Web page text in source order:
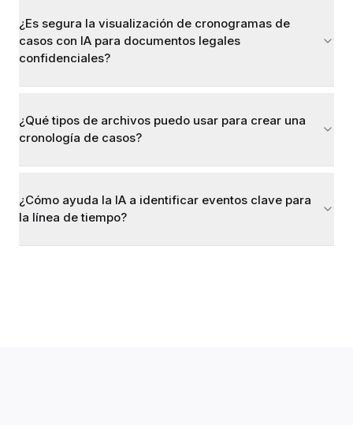
¿Es segura la visualización de cronogramas de
casos con IA para documentos legales
confidenciales?
¿Qué tipos de archivos puedo usar para crear una
cronología de casos?
¿Cómo ayuda la IA a identificar eventos clave para
la línea de tiempo?